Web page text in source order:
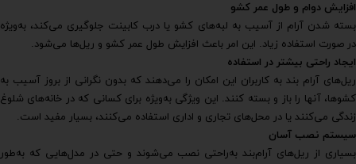
افزایش دوام و طول عمر کشو
بسته شدن آرام از آسیب به لبه‌های کشو یا درب کابینت جلوگیری می‌کند، به‌ویژه
در صورت استفاده زیاد. این امر باعث افزایش طول عمر کشو و ریل‌ها می‌شود.
ایجاد راحتی بیشتر در استفاده
ریل‌های آرام بند به کاربران این امکان را می‌دهند که بدون نگرانی از بروز آسیب به
کشوها، آنها را باز و بسته کنند. این ویژگی به‌ویژه برای کسانی که در خانه‌های شلوغ
زندگی می‌کنند یا در محل‌های تجاری و اداری استفاده می‌کنند، بسیار مفید است.
سیستم نصب آسان
بسیاری از ریل‌های آرام‌بند به‌راحتی نصب می‌شوند و حتی در مدل‌هایی که به‌طور